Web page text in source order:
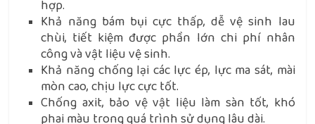
hợp.
Khả năng bám bụi cực thấp, dễ vệ sinh lau
chùi, tiết kiệm được phần lớn chi phí nhân
công và vật liệu vệ sinh.
Khả năng chống lại các lực ép, lực ma sát, mài
mòn cao, chịu lực cực tốt.
Chống axit, bảo vệ vật liệu làm sàn tốt, khó
phai màu trong quá trình sử dụng lâu dài.